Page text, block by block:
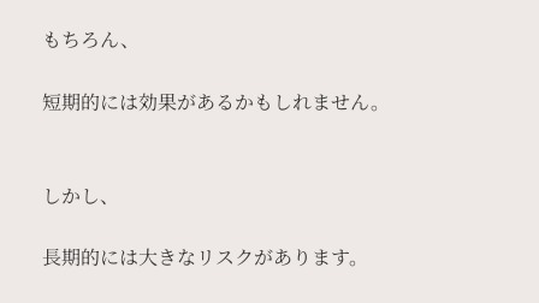
もちろん、
短期的には効果があるかもしれません。
しかし、
長期的には大きなリスクがあります。